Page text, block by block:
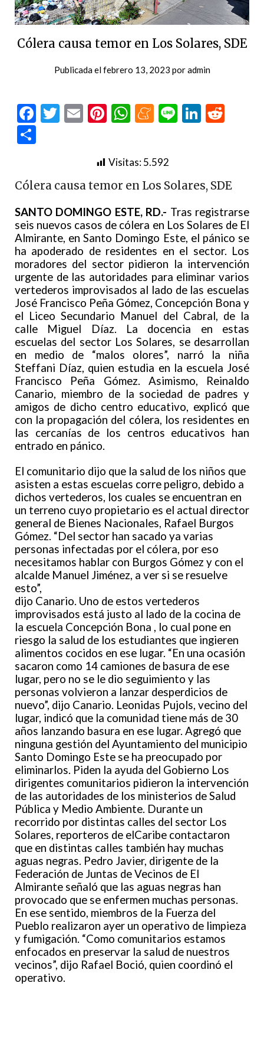
Cólera causa temor en Los Solares, SDE
Publicada elfebrero 13, 2023 poradmin
Facebook
Twitter
EmailPinterest
WhatsApp
Meneame
Line
Visitas:5.592
Cólera causa temor en Los Solares, SDE
SANTO DOMINGO ESTE, RD.- Tras registrarse
seis nuevos casos de cólera en Los Solares de El
Almirante, en Santo Domingo Este, el pánico se
ha apoderado de residentes en el sector. Los
moradores del sector pidieron la intervención
urgente de las autoridades para eliminar varios
vertederos improvisados al lado de las escuelas
José Francisco Peña Gómez, Concepción Bona y
el Liceo Secundario Manuel del Cabral, de la
calle Miguel Díaz. La docencia en estas
escuelas del sector Los Solares, se desarrollan
en medio de “malos olores”, narró la niña
Steffani Díaz, quien estudia en la escuela José
Francisco Peña Gómez. Asimismo, Reinaldo
Canario, miembro de la sociedad de padres y
amigos de dicho centro educativo, explicó que
con la propagación del cólera, los residentes en
las cercanías de los centros educativos han
entrado en pánico.
El comunitario dijo que la salud de los niños que
asisten a estas escuelas corre peligro, debido a
dichos vertederos, los cuales se encuentran en
un terreno cuyo propietario es el actual director
general de Bienes Nacionales, Rafael Burgos
Gómez. “Del sector han sacado ya varias
personas infectadas por el cólera, por eso
necesitamos hablar con Burgos Gómez y con el
alcalde Manuel Jiménez, a ver si se resuelve
esto”,
dijo Canario. Uno de estos vertederos
improvisados está justo al lado de la cocina de
la escuela Concepción Bona , lo cual pone en
riesgo la salud de los estudiantes que ingieren
alimentos cocidos en ese lugar. “En una ocasión
sacaron como 14 camiones de basura de ese
lugar, pero no se le dio seguimiento y las
personas volvieron a lanzar desperdicios de
nuevo”, dijo Canario. Leonidas Pujols, vecino del
lugar, indicó que la comunidad tiene más de 30
años lanzando basura en ese lugar. Agregó que
ninguna gestión del Ayuntamiento del municipio
Santo Domingo Este se ha preocupado por
eliminarlos. Piden la ayuda del Gobierno Los
dirigentes comunitarios pidieron la intervención
de las autoridades de los ministerios de Salud
Pública y Medio Ambiente. Durante un
recorrido por distintas calles del sector Los
Solares, reporteros de elCaribe contactaron
que en distintas calles también hay muchas
aguas negras. Pedro Javier, dirigente de la
Federación de Juntas de Vecinos de El
Almirante señaló que las aguas negras han
provocado que se enfermen muchas personas.
En ese sentido, miembros de la Fuerza del
Pueblo realizaron ayer un operativo de limpieza
y fumigación. “Como comunitarios estamos
enfocados en preservar la salud de nuestros
vecinos”, dijo Rafael Boció, quien coordinó el
operativo.